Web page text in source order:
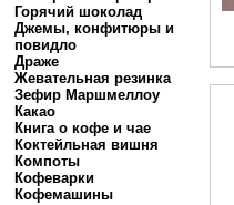
Горячий шоколад
Джемы, конфитюры и
повидло
Драже
Жевательная резинка
Зефир Маршмеллоу
Какао
Книга о кофе и чае
Коктейльная вишня
Компоты
Кофеварки
Кофемашины